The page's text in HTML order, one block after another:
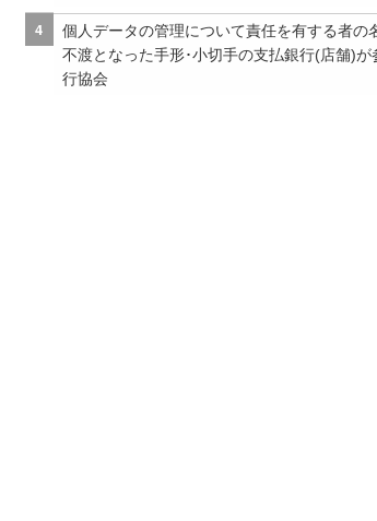
個人データの管理について責任を有する者の
不渡となった手形･小切手の支払銀行(店舗)
行協会